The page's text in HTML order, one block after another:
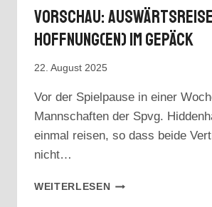
Vorschau:
Hoffnung(en) Im Gepäck
22. August 2025
Vor der Spielpause in einer
Mannschaften der Spvg.
einmal reisen, so dass beide
nicht…
WEITERLESENVORSCHAU: